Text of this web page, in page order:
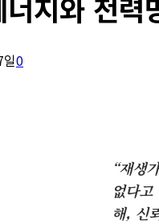
지와 전
0
“재생
없다
해, 신